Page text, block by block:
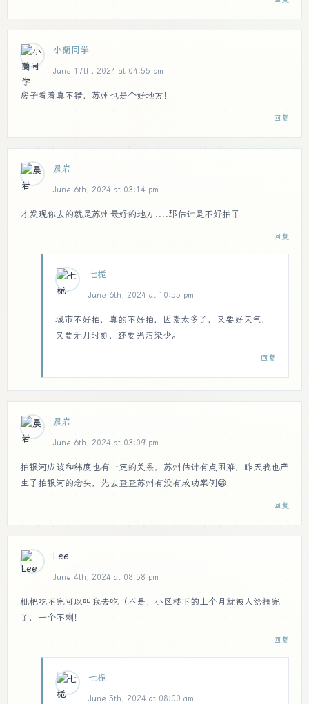
小蘭同学
June 17th, 2024 at 04:55 pm
房子看着真不错，苏州也是个好地方！
回复
晨岩
June 6th, 2024 at 03:14 pm
才发现你去的就是苏州最好的地方....那估计是不好拍了
回复
七栀
June 6th, 2024 at 10:55 pm
城市不好拍，真的不好拍，因素太多了，又要好天气，
又要无月时刻，还要光污染少。
回复
晨岩
June 6th, 2024 at 03:09 pm
拍银河应该和纬度也有一定的关系，苏州估计有点困难，昨天我也产
生了拍银河的念头，先去查查苏州有没有成功案例😁
回复
Lee
June 4th, 2024 at 08:58 pm
枇杷吃不完可以叫我去吃（不是；小区楼下的上个月就被人给摘完
了，一个不剩！
回复
七栀
June 5th, 2024 at 08:00 am